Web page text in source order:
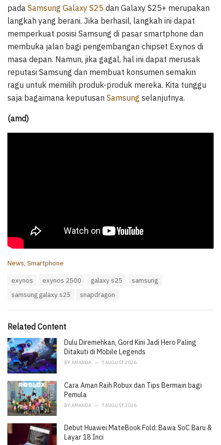
pada Samsung Galaxy S25 dan Galaxy S25+ merupakan
langkah yang berani. Jika berhasil, langkah ini dapat
memperkuat posisi Samsung di pasar smartphone dan
membuka jalan bagi pengembangan chipset Exynos di
masa depan. Namun, jika gagal, hal ini dapat merusak
reputasi Samsung dan membuat konsumen semakin
ragu untuk memilih produk-produk mereka. Kita tunggu
saja bagaimana keputusan Samsung selanjutnya.
(amd)
C
i
s
:
News, Smartphone
exynos exynos 2500 galaxy s25
samsung
samsung galaxy s25
snapdragon
Related Content
Dulu Diremehkan, Gord Kini Jadi Hero Paling
Ditakuti di Mobile Legends
BY AMANDA 7 AUGUST 2026
Cara Aman Raih Robux dan Tips Bermain bagi
Pemula
BY AMANDA 7 AUGUST 2026
Debut Huawei MateBook Fold: Bawa SoC Baru &
Layar 18 Inci